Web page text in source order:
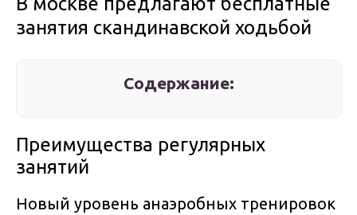
занятия скандинавской ходьбой
Содержание:
Преимущества регулярных
занятий
Новый уровень анаэробных тренировок